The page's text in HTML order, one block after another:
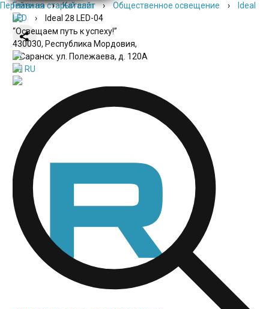
Перейти на старый сайт
“Освещаем путь к успеху!”
430030, Республика Мордовия,
г. Саранск. ул. Полежаева, д. 120А
EN RU
Главная › Каталог › Общественное освещение ›
Ideal
LED
› Ideal 28 LED-04